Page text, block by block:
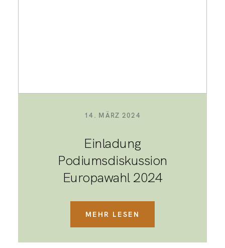
14. MÄRZ 2024
Einladung
Podiumsdiskussion
Europawahl 2024
MEHR LESEN